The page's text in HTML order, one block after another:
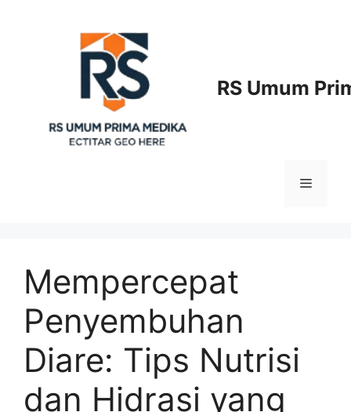
RS Umum
Menu
Mempercepat
Penyembuhan
Diare: Tips Nutrisi
dan Hidrasi yang